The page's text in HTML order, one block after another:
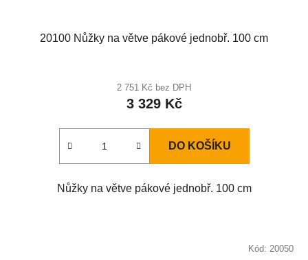
20100 Nůžky na větve pákové jednobř. 100 cm
2 751 Kč bez DPH
3 329 Kč
DO KOŠÍKU
Nůžky na větve pákové jednobř. 100 cm
Kód: 20050